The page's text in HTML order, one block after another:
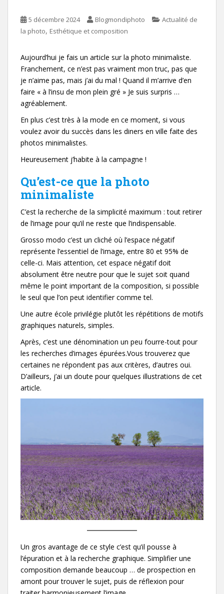
5 décembre 2024 Blogmondiphoto
Actualité de
la photo, Esthétique et composition
Aujourd’hui je fais un article sur la photo minimaliste.
Franchement, ce n’est pas vraiment mon truc, pas que
je n’aime pas, mais j’ai du mal ! Quand il m’arrive d’en
faire « à l’insu de mon plein gré » Je suis surpris …
agréablement.
En plus c’est très à la mode en ce moment, si vous
voulez avoir du succès dans les diners en ville faite des
photos minimalistes.
Heureusement j’habite à la campagne !
Qu’est-ce que la photo
minimaliste
C’est la recherche de la simplicité maximum : tout retirer
de l’image pour qu’il ne reste que l’indispensable.
Grosso modo c’est un cliché où l’espace négatif
représente l’essentiel de l’image, entre 80 et 95% de
celle-ci. Mais attention, cet espace négatif doit
absolument être neutre pour que le sujet soit quand
même le point important de la composition, si possible
le seul que l’on peut identifier comme tel.
Une autre école privilégie plutôt les répétitions de motifs
graphiques naturels, simples.
Après, c’est une dénomination un peu fourre-tout pour
les recherches d’images épurées.Vous trouverez que
certaines ne répondent pas aux critères, d’autres oui.
D’ailleurs, j’ai un doute pour quelques illustrations de cet
article.
Un gros avantage de ce style c’est qu’il pousse à
l’épuration et à la recherche graphique. Simplifier une
composition demande beaucoup … de prospection en
amont pour trouver le sujet, puis de réflexion pour